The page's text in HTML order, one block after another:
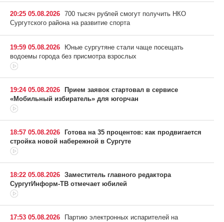
20:25 05.08.2026 700 тысяч рублей смогут получить НКО
Сургутского района на развитие спорта
19:59 05.08.2026
Юные сургутяне стали чаще посещать
водоемы города без присмотра взрослых
19:24 05.08.2026
Прием заявок стартовал в сервисе
«Мобильный избиратель» для югорчан
18:57 05.08.2026
Готова на 35 процентов: как продвигается
стройка новой набережной в Сургуте
18:22 05.08.2026 Заместитель главного редактора
СургутИнформ-ТВ отмечает юбилей
17:53 05.08.2026
Партию электронных испарителей на